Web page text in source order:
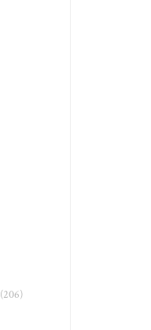
(206)